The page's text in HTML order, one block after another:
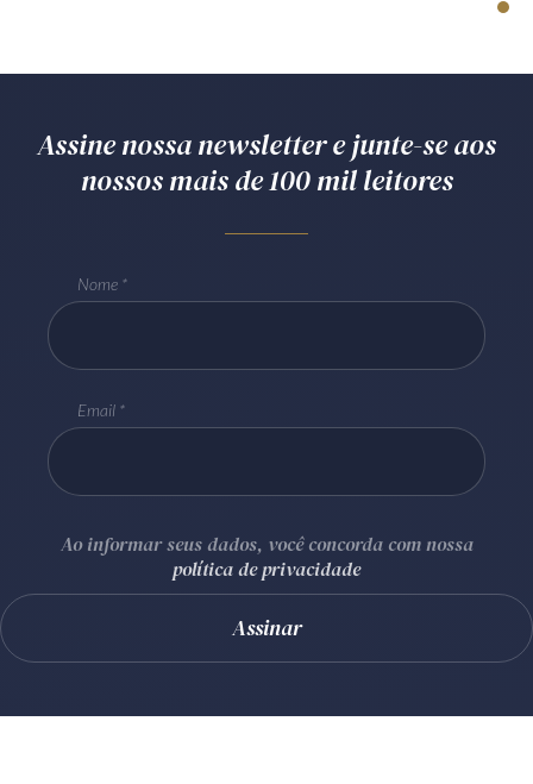
Assine nossa newsletter e junte-se aos
nossos mais de 100 mil leitores
Nome
Email
Ao informar seus dados, você concorda com nossa
política de privacidade